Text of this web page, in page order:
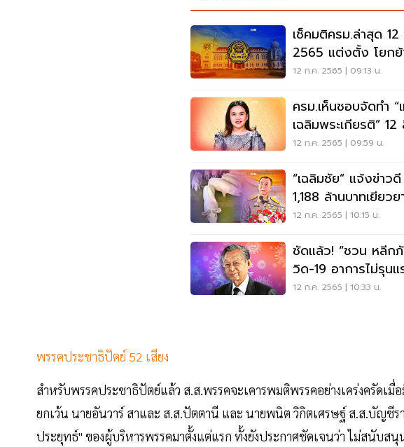
เช็คมติครม.ล่าสุด
2565 แต่งตั้ง โยกย้
หลายตำแหน่ง
12 ก.ค. 2565 | 09:13 น.
ครม.เห็นชอบจัดทำ
เฉลิมพระเกียรติ”
12 ก.ค. 2565 | 09:59 น.
“เฉลิมชัย” แจ้งข่าวดี
1,188 ล้านบาทเยียว
12 ก.ค. 2565 | 10:15 น.
ชัดแล้ว! “ชวน หลีกภั
วิด-19 อาการไม่รุนแ
12 ก.ค. 2565 | 10:33 น.
พรรคประชาธิปัตย์ 52 เสียง
สำหรับพรรคประชาธิปัตย์แล้ว ส.ส.พรรคจะเคารพมติพรรคอย่างเคร่งครัดเ
ยกเว้น นายอันวาร์ สาและ ส.ส.ปัตตานี และ นายพนิต วิกิตเศรษฐ์ ส.ส.บัญชีร
ประยุทธ์" ของผู้บริหารพรรคมาตั้งแต่แรก ทั้งยังประกาศชัดเจนว่า ไม่สนับส